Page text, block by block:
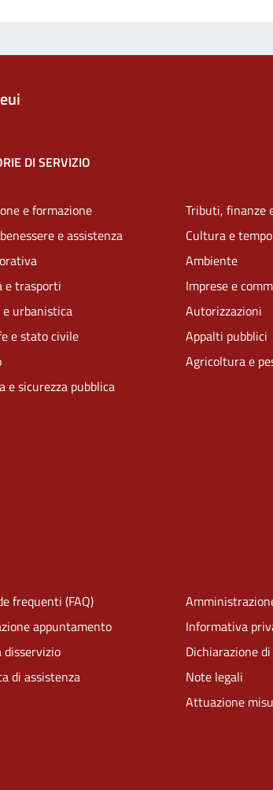
DI SERVIZIO
e formazione
e assistenza
e trasporti
urbanistica
e stato civile
e sicurezza pubblica
Tributi, finanze
Cultura e
Ambiente
Imprese e
Autorizzazioni
Appalti pubblici
Agricoltura e
frequenti (FAQ)
appuntamento
disservizio
di assistenza
Informativa
Dichiarazione
Note legali
Attuazione